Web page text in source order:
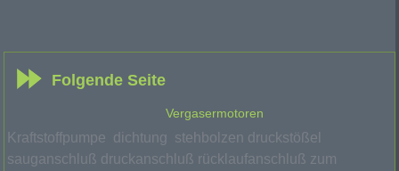
Folgende Seite
Vergasermotoren
Kraftstoffpumpe dichtung stehbolzen druckstößel
sauganschluß druckanschluß rücklaufanschluß zum